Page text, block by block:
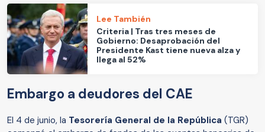
Lee También
Criteria | Tras tres meses de
Gobierno: Desaprobación del
Presidente Kast tiene nueva alza y
llega al 52%
Embargo a deudores del CAE
El 4 de junio, la Tesorería General de la República (TGR)